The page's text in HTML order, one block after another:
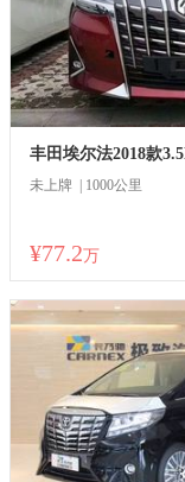
丰田埃尔法2018款
未上牌 | 1000公里
¥77.2万